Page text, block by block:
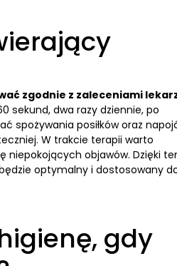
zgodnie z zaleceniami
sekund, dwa razy dziennie, po
spożywania posiłków oraz
W trakcie terapii warto
niepokojących objawów. Dzięki
optymalny i dostosowany
gdy